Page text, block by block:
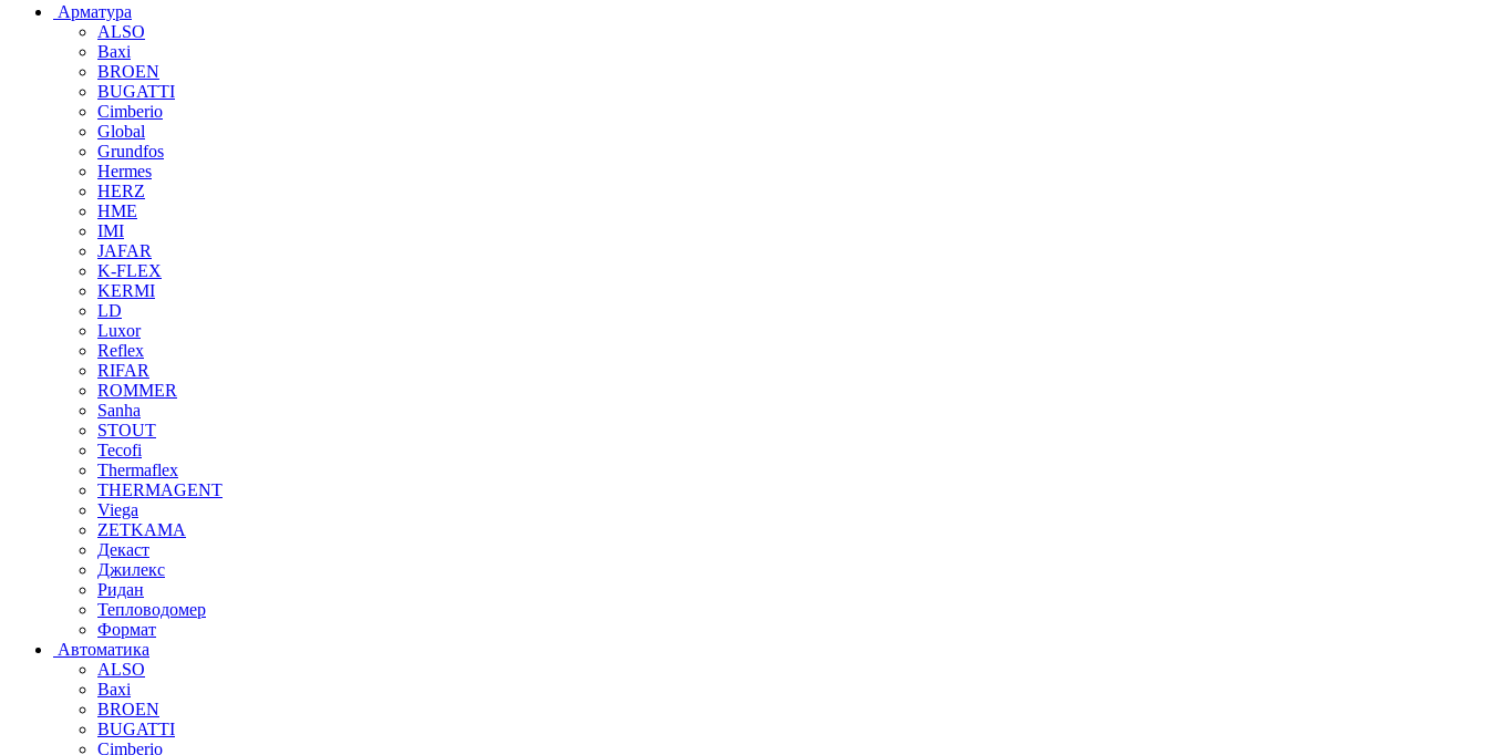
Арматура
ALSO
Baxi
BROEN
BUGATTI
Cimberio
Global
Grundfos
Hermes
HERZ
HME
IMI
JAFAR
K-FLEX
KERMI
LD
Luxor
Reflex
RIFAR
ROMMER
Sanha
STOUT
Tecofi
Thermaflex
THERMAGENT
Viega
ZETKAMA
Декаст
Джилекс
Ридан
Тепловодомер
Формат
Автоматика
ALSO
Baxi
BROEN
BUGATTI
Cimberio